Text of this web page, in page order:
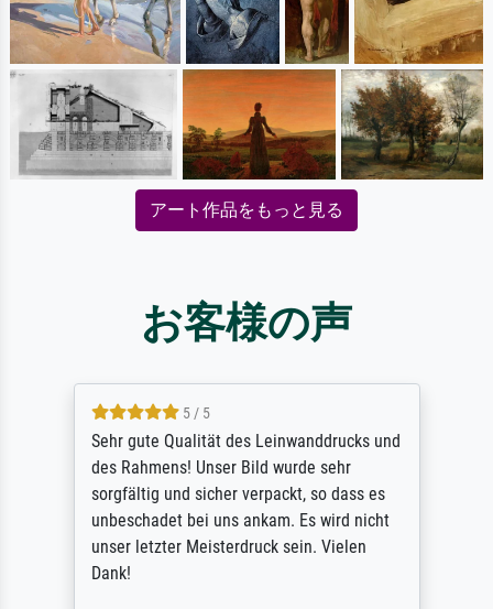
アート作品をもっと見る
お客様の声
5 / 5
Sehr gute Qualität des Leinwanddrucks und
des Rahmens! Unser Bild wurde sehr
sorgfältig und sicher verpackt, so dass es
unbeschadet bei uns ankam. Es wird nicht
unser letzter Meisterdruck sein. Vielen
Dank!